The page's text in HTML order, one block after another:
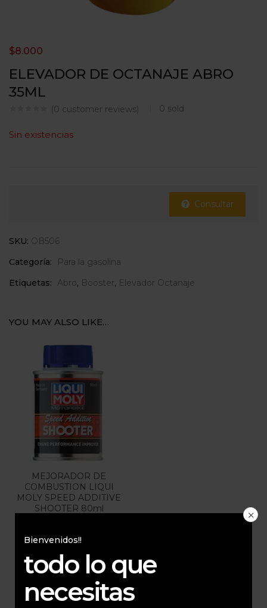
ELEVADOR DE OCTANAJE ABRO
35ML
(0 customer reviews) 0 sold
$8.000
Sin existencias
Consultar
SKU: OB506
Categoría:
Para la gasolina
Etiquetas:
Abro, Booster, Elevador Octanaje
YOU MAY ALSO LIKE…
MEJORADOR DE
COMBUSTION LIQUI
MOLY SPEED ADDITIVE
SHOOTER 80ml
Bienvenidos!!
todo lo que
necesitas